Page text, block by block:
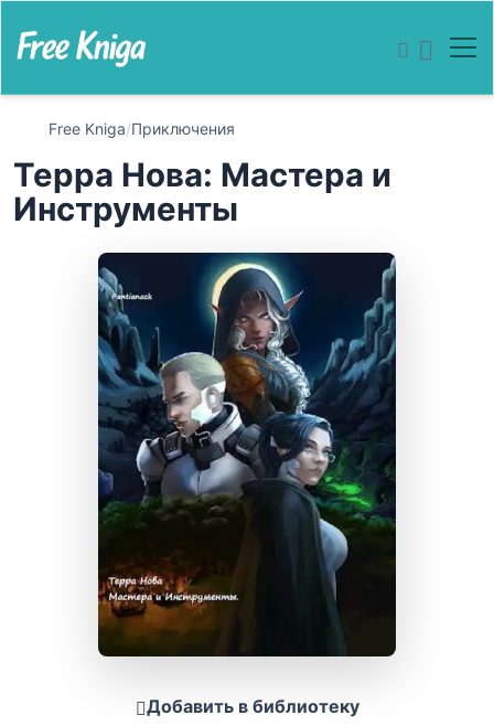
Free Kniga/Приключения
Терра Нова: Мастера и
Инструменты
Добавить в библиотеку